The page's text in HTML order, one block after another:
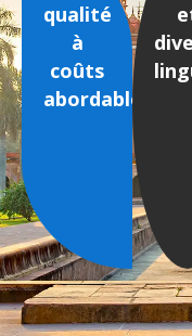
qualité
à
coûts
abordables